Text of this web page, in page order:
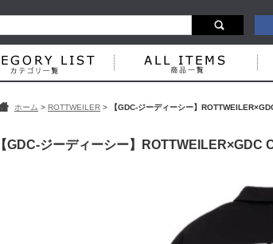
ホーム > ROTTWEILER > 【GDC-ジーディーシー】
【GDC-ジーディーシー】ROTTWEILER×GDC